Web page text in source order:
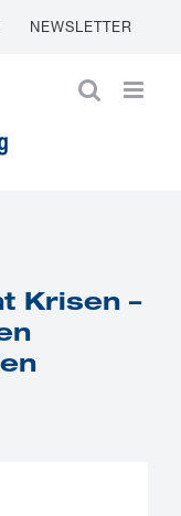
NEWSLETTER
Krisen –